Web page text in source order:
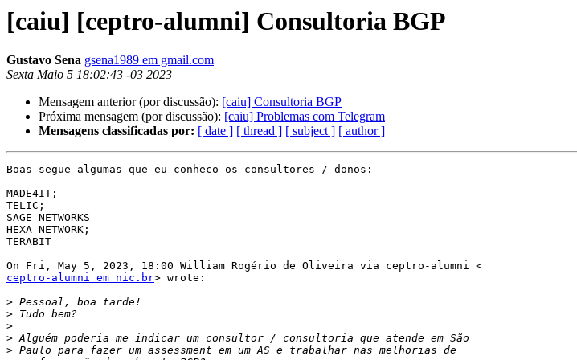
[caiu] [ceptro-alumni] Consultoria BGP
Gustavo Sena gsena1989 em gmail.com
Sexta Maio 5 18:02:43 -03 2023
Mensagem anterior (por discussão): [caiu] Consultoria BGP
Próxima mensagem (por discussão): [caiu] Problemas com Telegram
Mensagens classificadas por: [ date ] [ thread ] [ subject ] [ author ]
Boas segue algumas que eu conheco os consultores / donos:
MADE4IT;
TELIC;
SAGE NETWORKS
HEXA NETWORK;
TERABIT
ceptro-alumni em nic.br> wrote:
>
>
>
>
>